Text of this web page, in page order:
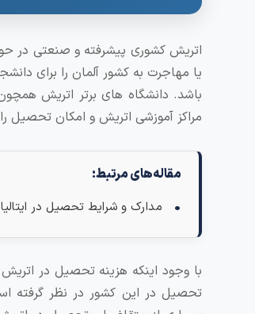
اتریش کشوری پیشرفته و صنعتی در
یا مهاجرت به کشور آلمان را برای
باشد. دانشگاه های برتر اتریش
مراکز آموزشی اتریش و امکان تحصیل
مقاله‌های مرتبط:
مدارک و شرایط تحصیل در ایتالیا
با وجود اینکه هزینه تحصیل در
تحصیل در این کشور در نظر گرفته